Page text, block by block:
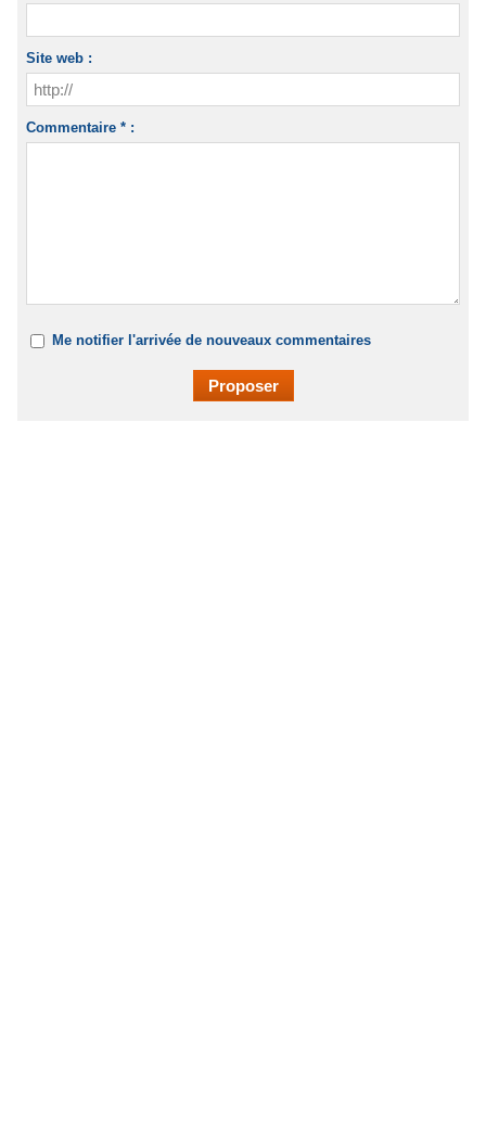
Site web :
Commentaire * :
Me notifier l'arrivée de nouveaux commentaires